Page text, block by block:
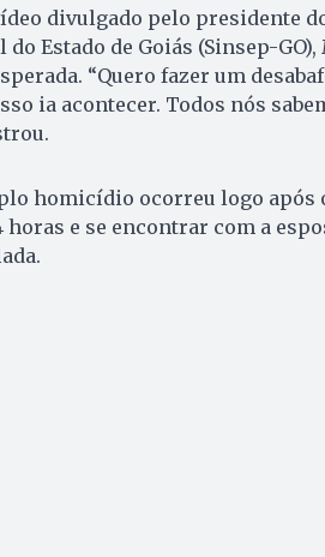
divulgado pelo presidente
do Estado de Goiás (Sinsep-
“Quero fazer um
ia acontecer. Todos nós
homicídio ocorreu logo
horas e se encontrar com a